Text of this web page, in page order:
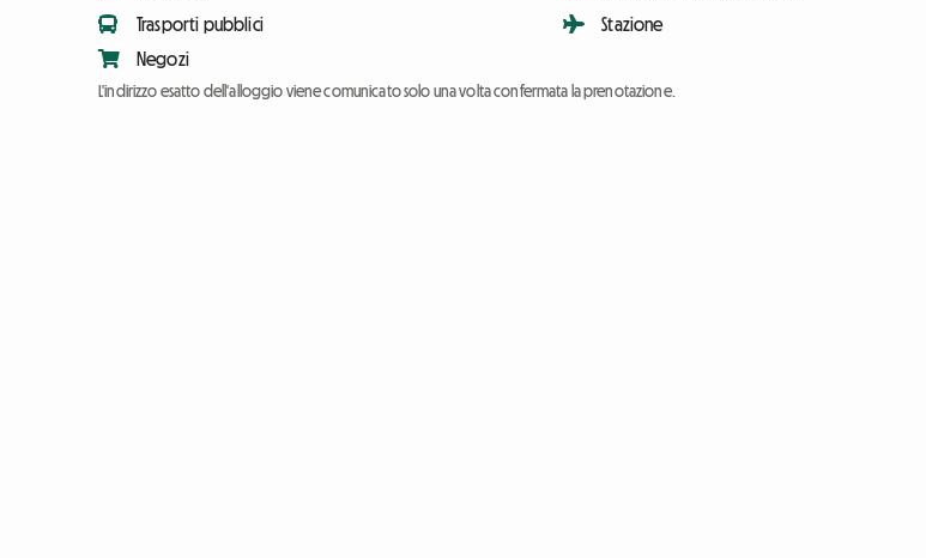
Trasporti pubblici
Negozi
Stazione
L'indirizzo esatto dell'alloggio viene comunicato solo una volta confermata la prenotazione.